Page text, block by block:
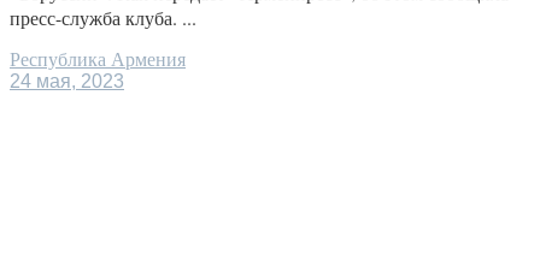
пресс-служба клуба. ...
Республика Армения
24 мая, 2023